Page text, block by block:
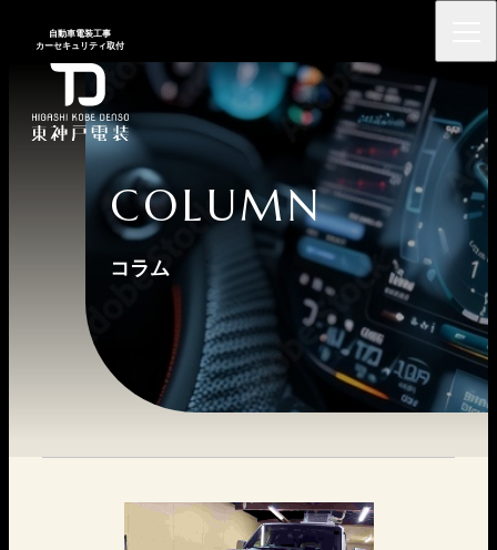
⾃動⾞電装⼯事
カーセキュリティ取付
COLUMN
コラム